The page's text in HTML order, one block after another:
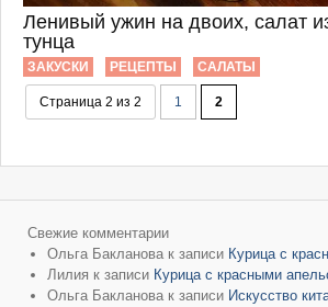
Ленивый ужин на двоих, салат
тунца
ЗАКУСКИ РЕЦЕПТЫ САЛАТЫ
Страница 2 из 2 1 2
Свежие комментарии
Ольга Бакланова к записи Курица с
Лилия к записи Курица с красными
Ольга Бакланова к записи Искусство